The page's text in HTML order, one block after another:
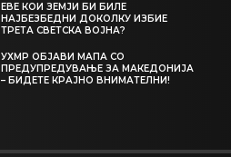
ЕВЕ КОИ ЗЕМЈИ БИ БИЛЕ
НАЈБЕЗБЕДНИ ДОКОЛКУ ИЗБИЕ
ТРЕТА СВЕТСКА ВОЈНА?
УХМР ОБЈАВИ МАПА СО
ПРЕДУПРЕДУВАЊЕ ЗА МАКЕДОНИЈА
– БИДЕТЕ КРАЈНО ВНИМАТЕЛНИ!